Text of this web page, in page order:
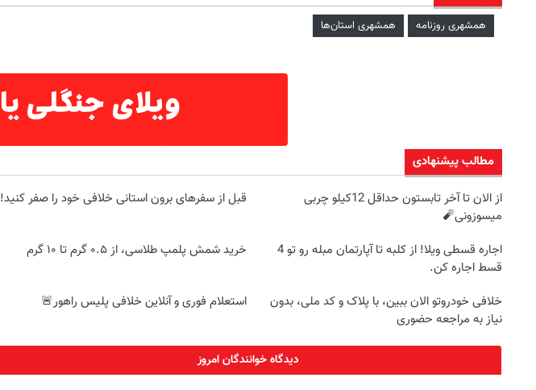
همشهری روزنامه همشهری استان‌ها
مطالب پیشنهادی
از الان تا آخر تابستون حداقل 12کیلو چربی
میسوزونی🧨
قبل از سفرهای برون استانی خلافی خود را صفر کنید!
اجاره‌ قسطی ویلا! از کلبه تا آپارتمان مبله رو تو 4
قسط اجاره کن.
خرید شمش پلمپ طلاسی، از ۰.۵ گرم تا ۱۰ گرم
خلافی خودروتو الان ببین، با پلاک و کد ملی، بدون
نیاز به مراجعه حضوری
استعلام فوری و آنلاین خلافی پلیس راهور🚨
دیدگاه خوانندگان امروز